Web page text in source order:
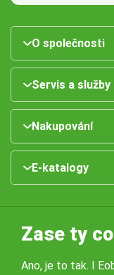
O společnosti
Servis a služby
Nakupování
E-katalogy
Zase ty
Ano, je to tak. I